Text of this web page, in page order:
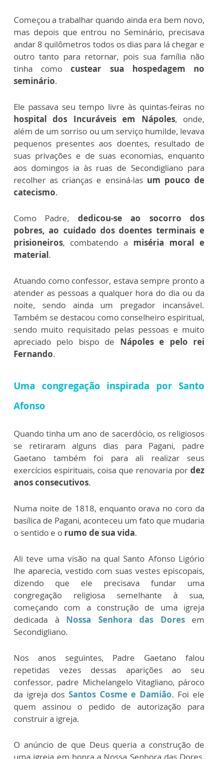
Começou a trabalhar quando ainda era bem novo,
mas depois que entrou no Seminário, precisava
andar 8 quilômetros todos os dias para lá chegar e
outro tanto para retornar, pois sua família não
tinha comocustear sua hospedagem no
seminário.
Ele passava seu tempo livre às quintas-feiras no
hospital dos Incuráveis em Nápoles, onde,
além de um sorriso ou um serviço humilde, levava
pequenos presentes aos doentes, resultado de
suas privações e de suas economias, enquanto
aos domingos ia às ruas de Secondigliano para
recolher as crianças e ensiná-lasum pouco de
catecismo.
Como Padre, dedicou-se ao socorro dos
pobres, ao cuidado dos doentes terminais e
prisioneiros, combatendo a miséria moral e
material.
Atuando como confessor, estava sempre pronto a
atender as pessoas a qualquer hora do dia ou da
noite, sendo ainda um pregador incansável.
Também se destacou como conselheiro espiritual,
sendo muito requisitado pelas pessoas e muito
apreciado pelo bispo de Nápoles e pelo rei
Fernando.
Uma congregação inspirada por Santo
Afonso
Quando tinha um ano de sacerdócio, os religiosos
se retiraram alguns dias para Pagani, padre
Gaetano também foi para ali realizar seus
exercícios espirituais, coisa que renovaria por dez
anos consecutivos.
Numa noite de 1818, enquanto orava no coro da
basílica de Pagani, aconteceu um fato que mudaria
o sentido e o rumo de sua vida.
Ali teve uma visão na qual Santo Afonso Ligório
lhe aparecia, vestido com suas vestes episcopais,
dizendo que ele precisava fundar uma
congregação religiosa semelhante à sua,
começando com a construção de uma igreja
dedicada à Nossa Senhora das Doresem
Secondigliano.
Nos anos seguintes, Padre Gaetano falou
repetidas vezes dessas aparições ao seu
confessor, padre Michelangelo Vitagliano, pároco
da igreja dos Santos Cosme e Damião. Foi ele
quem assinou o pedido de autorização para
construir a igreja.
O anúncio de que Deus queria a construção de